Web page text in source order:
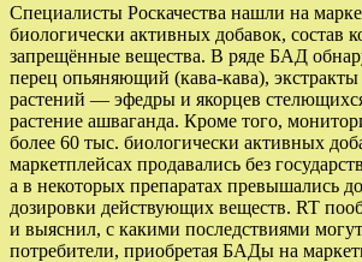
Специалисты Роскачества нашли на
биологически активных добавок, состав
запрещённые вещества. В ряде БАД
перец опьяняющий (кава-кава),
растений — эфедры и якорцев
растение ашваганда. Кроме того,
более 60 тыс. биологически активных
маркетплейсах продавались без
а в некоторых препаратах превышались
дозировки действующих веществ. RT
и выяснил, с какими последствиями
потребители, приобретая БАДы на